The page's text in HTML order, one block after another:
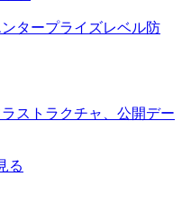
タープライズレベル防
ストラクチャ、公開デー
る